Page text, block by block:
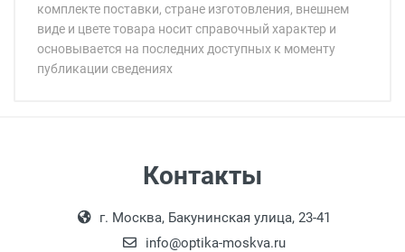
комплекте поставки, стране изготовления, внешнем
виде и цвете товара носит справочный характер и
основывается на последних доступных к моменту
публикации сведениях
18:00, по субботам с 11:00 до 15:00, в
офисе по адресу: г. Москва,
Контакты
г. Москва, Бакунинская улица, 23-41
info@optika-moskva.ru